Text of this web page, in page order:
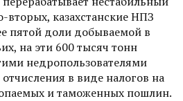
вторых, казах­станские НПЗ
пятой доли добываемой в
на эти 600 тысяч тонн
недропользователями
отчисления в виде налогов на
и таможенных пошлин.